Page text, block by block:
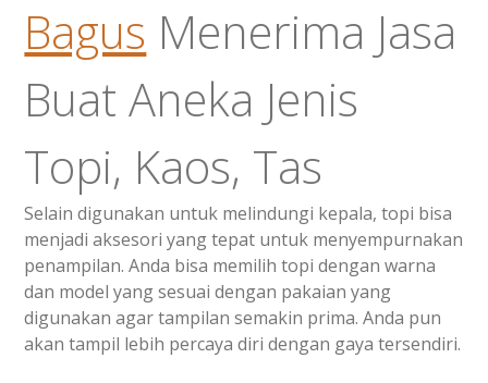
Bagus Menerima Jasa
Buat Aneka Jenis
Topi, Kaos, Tas
Selain digunakan untuk melindungi kepala, topi bisa
menjadi aksesori yang tepat untuk menyempurnakan
penampilan. Anda bisa memilih topi dengan warna
dan model yang sesuai dengan pakaian yang
digunakan agar tampilan semakin prima. Anda pun
akan tampil lebih percaya diri dengan gaya tersendiri.